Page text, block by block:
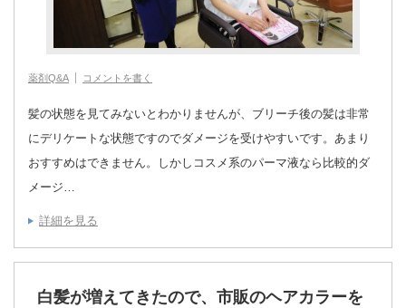
薬剤Q&A コメントを書く
髪の状態を見てみないとわかりませんが、ブリーチ後の髪は非常
にデリケートな状態ですのでダメージを受けやすいです。あまり
おすすめはできません。しかしコスメ系のパーマ液なら比較的ダ
メージ…
詳細を見る
白髪が増えてきたので、市販のヘアカラーを